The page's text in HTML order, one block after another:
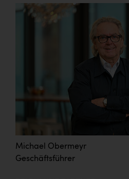
Michael Obermeyr
Geschäftsführer